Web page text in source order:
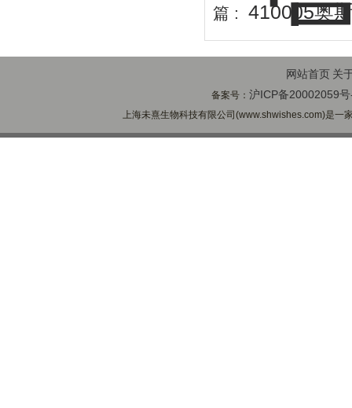
篇 : 410005奥
网站首页 关
备案号：沪ICP备20002059
上海未熹生物科技有限公司(www.shwishes.com)是一